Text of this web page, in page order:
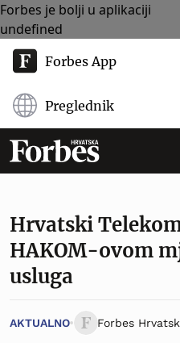
Forbes je bolji u aplikaciji
undefined
Forbes App
Preglednik
Hrvatski
HAKOM-ovom
usluga
AKTUALNO Forbes